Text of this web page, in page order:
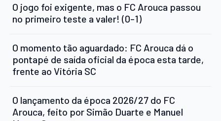
O jogo foi exigente, mas o FC Arouca passou
no primeiro teste a valer! (0-1)
O momento tão aguardado: FC Arouca dá o
pontapé de saída oficial da época esta tarde,
frente ao Vitória SC
O lançamento da época 2026/27 do FC
Arouca, feito por Simão Duarte e Manuel